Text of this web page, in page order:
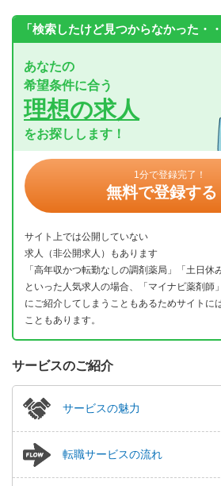
「検索したけど見つからなかった・・
あなたの
希望条件に合う
理想の求人
をお探しします！
1分で登録完了！
無料で登録する
サイト上では公開していない
求人（非公開求人）もあります
「高年収かつ転勤なしの調剤薬局」「土日休
といった人気求人の場合、「マイナビ薬剤師
にご紹介してしまうこともあるためサイトに
こともあります。
サービスのご紹介
サービスの魅力
転職サービスの流れ